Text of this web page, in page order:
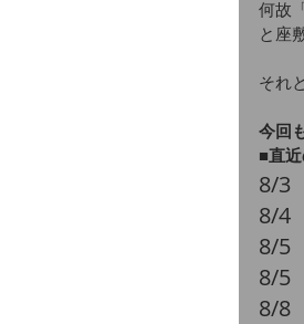
何故
と座
それ
今回
■直
​8/3
​8/4
​8/5
​8/5
​8/8